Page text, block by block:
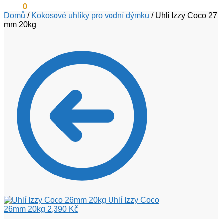
0
Domů / Kokosové uhlíky pro vodní dýmku / Uhlí Izzy Coco 27
mm 20kg
Uhlí Izzy Coco
26mm 20kg 2,390 Kč